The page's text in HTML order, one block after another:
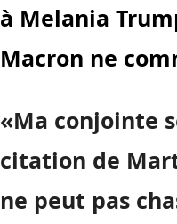
à Melania
Macron ne
«Ma conjointe
citation de
ne peut pas